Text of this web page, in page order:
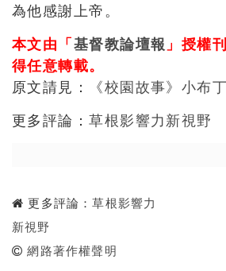
為他感謝上帝。
本文由「基督教論壇報 」授權
得任意轉載。
原文請見：
《校園故事》小布
更多評論：草根影響力新視野
更多評論：草根影響力
新視野
網路著作權聲明